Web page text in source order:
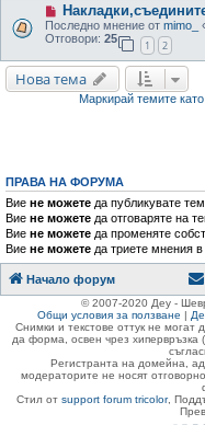
Последно мнение от mimo_
Отговори: 25
1 2
Нова тема
Маркирай темите
ПРАВА НА ФОРУМА
Вие не можете да публикувате
Вие не можете да отговаряте на
Вие не можете да променяте
Вие не можете да триете мнения
Начало форум
© 2007-2020 Деу -
Общи условия за ползване |
Снимки и текстове оттук не могат
да форма, освен чрез хипервръзка
Регистранта на домейна,
модераторите не носят
Стил от support forum tricolor,